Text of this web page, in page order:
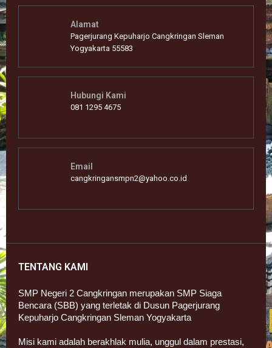
Alamat
Pagerjurang Kepuharjo Cangkringan Sleman
Yogyakarta 55583
Hubungi Kami
081 1295 4675
Email
cangkringansmpn2@yahoo.co.id
TENTANG KAMI
SMP Negeri 2 Cangkringan merupakan SMP Siaga
Bencara (SBB) yang terletak di Dusun Pagerjurang
Kepuharjo Cangkringan Sleman Yogyakarta
Misi kami adalah berakhlak mulia, unggul dalam prestasi,